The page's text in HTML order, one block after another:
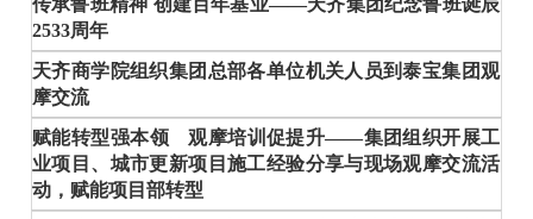
传承鲁班精神 创建百年基业——天齐集团纪念鲁班诞辰
2533周年
天齐商学院组织集团总部各单位机关人员到泰宝集团观
摩交流
赋能转型强本领 观摩培训促提升——集团组织开展工
业项目、城市更新项目施工经验分享与现场观摩交流活
动，赋能项目部转型